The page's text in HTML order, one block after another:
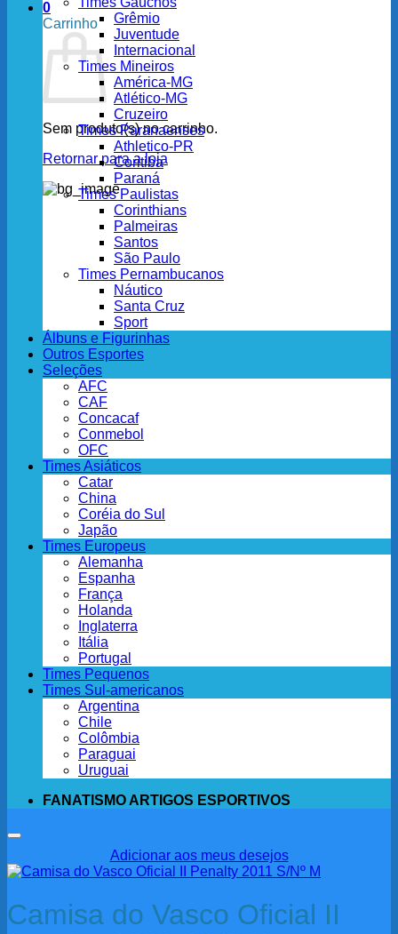
0
Carrinho
Sem produto(s) no carrinho.
Retornar para a loja
Grêmio
Juventude
Internacional
Times Mineiros
América-MG
Atlético-MG
Cruzeiro
Times Paranaenses
Athletico-PR
Coritiba
Paraná
Times Paulistas
Corinthians
Palmeiras
Santos
São Paulo
Times Pernambucanos
Náutico
Santa Cruz
Sport
Álbuns e Figurinhas
Outros Esportes
Seleções
AFC
CAF
Concacaf
Conmebol
OFC
Times Asiáticos
Catar
China
Coréia do Sul
Japão
Times Europeus
Alemanha
Espanha
França
Holanda
Inglaterra
Itália
Portugal
Times Pequenos
Times Sul-americanos
Argentina
Chile
Colômbia
Paraguai
Uruguai
FANATISMO ARTIGOS ESPORTIVOS
Adicionar aos meus desejos
Camisa do Vasco Oficial II